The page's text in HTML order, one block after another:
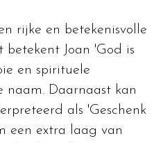
rijke en betekenisvolle
betekent Joan 'God is
en spirituele
naam. Daarnaast kan
als 'Geschenk
een extra laag van